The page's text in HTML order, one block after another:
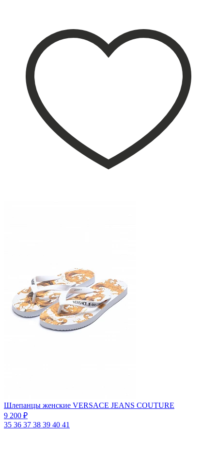
Шлепанцы женские VERSACE JEANS COUTURE
9 200 ₽
35 36 37 38 39 40 41